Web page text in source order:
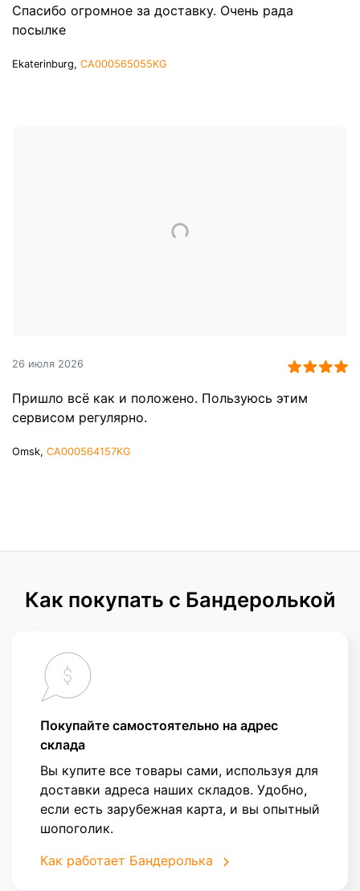
Спасибо огромное за доставку. Очень рада
посылке
Ekaterinburg, CA000565055KG
26 июля 2026
Пришло всё как и положено. Пользуюсь этим
сервисом регулярно.
Omsk, CA000564157KG
Как покупать с Бандеролькой
Покупайте самостоятельно на адрес
склада
Вы купите все товары сами, используя для
доставки адреса наших складов. Удобно,
если есть зарубежная карта, и вы опытный
шопоголик.
Как работает Бандеролька